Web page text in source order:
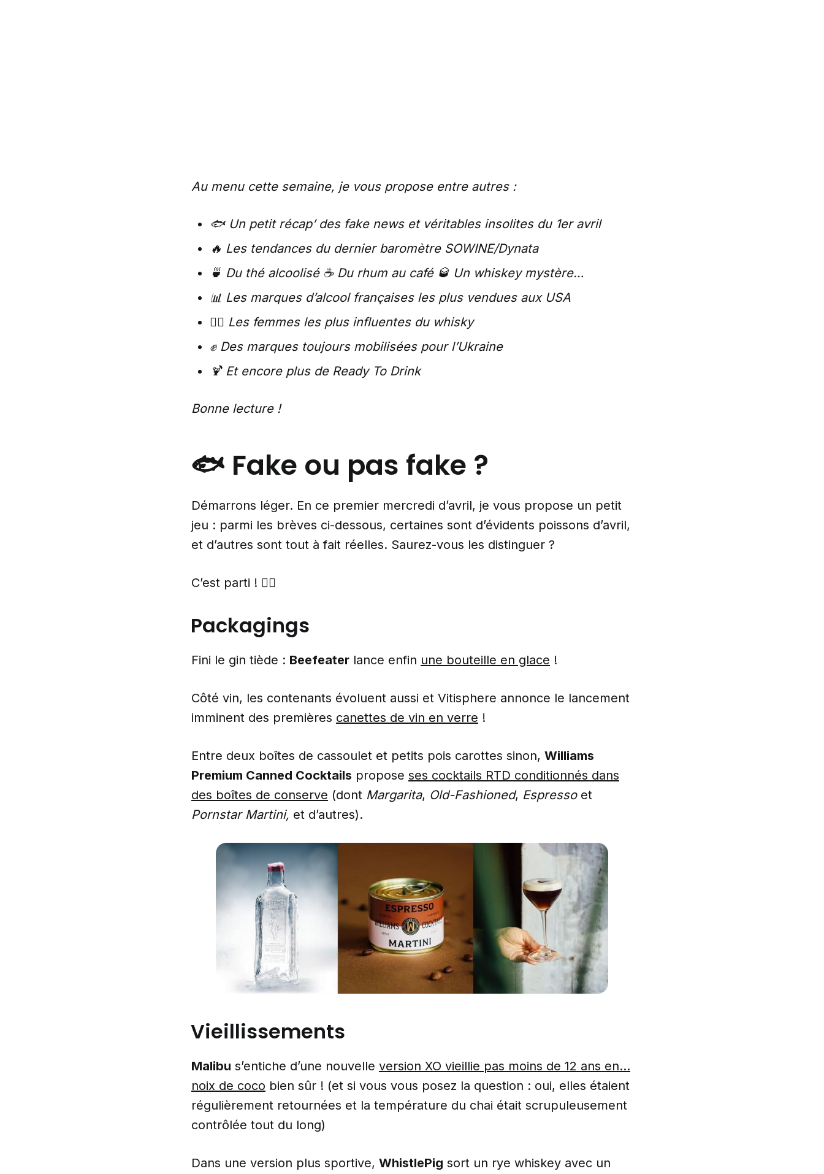
Au menu cette semaine, je vous propose entre autres :
🐟 Un petit récap’ des fake news et véritables insolites du 1er avril
🔥 Les tendances du dernier baromètre SOWINE/Dynata
🍵 Du thé alcoolisé ☕ Du rhum au café 🥃 Un whiskey mystère…
📊 Les marques d’alcool françaises les plus vendues aux USA
🦸‍♀️ Les femmes les plus influentes du whisky
✊ Des marques toujours mobilisées pour l’Ukraine
🍹 Et encore plus de Ready To Drink
Bonne lecture !
🐟 Fake ou pas fake ?
Démarrons léger. En ce premier mercredi d’avril, je vous propose un petit
jeu : parmi les brèves ci-dessous, certaines sont d’évidents poissons d’avril,
et d’autres sont tout à fait réelles. Saurez-vous les distinguer ?
C’est parti ! 🕵️‍♀️
Packagings
Fini le gin tiède : Beefeater lance enfin une bouteille en glace !
Côté vin, les contenants évoluent aussi et Vitisphere annonce le lancement
imminent des premières canettes de vin en verre !
Entre deux boîtes de cassoulet et petits pois carottes sinon, Williams
Premium Canned Cocktails propose ses cocktails RTD conditionnés dans
des boîtes de conserve (dont Margarita, Old-Fashioned, Espressoet
Pornstar Martini, et d’autres).
Vieillissements
Malibu s’entiche d’une nouvelle version XO vieillie pas moins de 12 ans en…
noix de coco bien sûr ! (et si vous vous posez la question : oui, elles étaient
régulièrement retournées et la température du chai était scrupuleusement
contrôlée tout du long)
Dans une version plus sportive, WhistlePig sort un rye whiskey avec un